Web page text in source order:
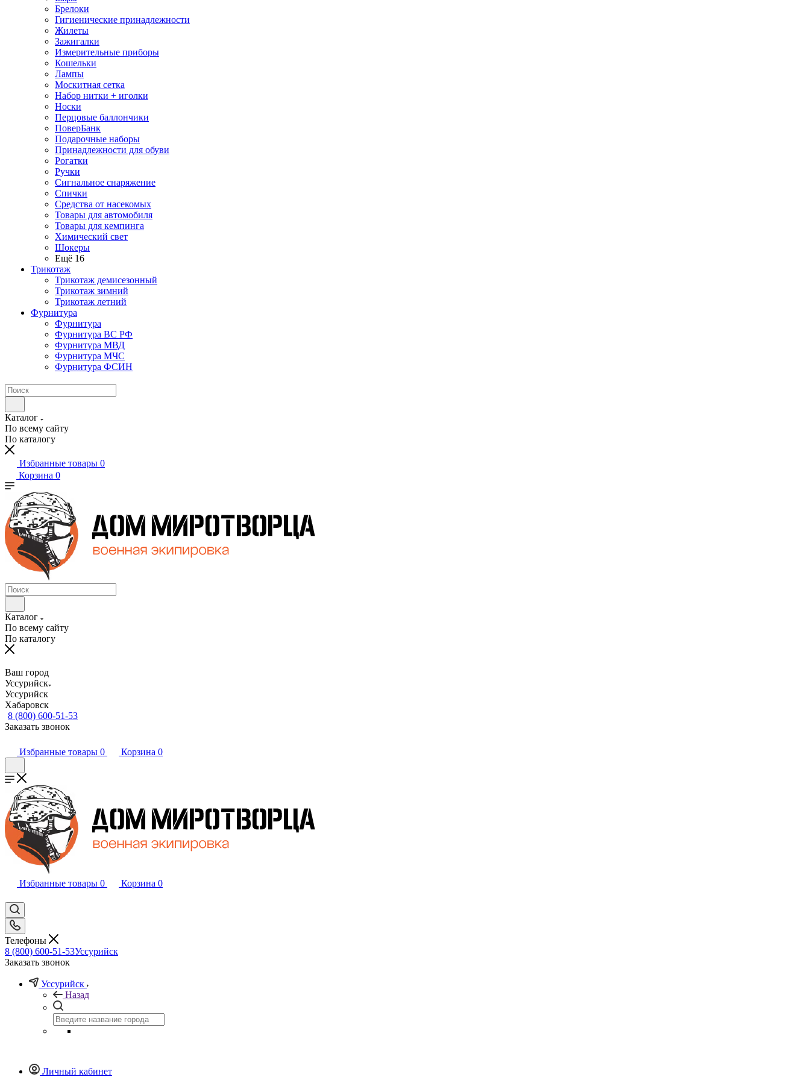
Брелоки
Гигиенические принадлежности
Жилеты
Зажигалки
Измерительные приборы
Кошельки
Лампы
Москитная сетка
Набор нитки + иголки
Носки
Перцовые баллончики
ПоверБанк
Подарочные наборы
Принадлежности для обуви
Рогатки
Ручки
Сигнальное снаряжение
Спички
Средства от насекомых
Товары для автомобиля
Товары для кемпинга
Химический свет
Шокеры
Ещё 16
Трикотаж
Трикотаж демисезонный
Трикотаж зимний
Трикотаж летний
Фурнитура
Фурнитура
Фурнитура ВС РФ
Фурнитура МВД
Фурнитура МЧС
Фурнитура ФСИН
Каталог
По всему сайту
По каталогу
Избранные товары 0
Корзина 0
Каталог
По всему сайту
По каталогу
Ваш город
Уссурийск
Уссурийск
Хабаровск
8 (800) 600-51-53
Заказать звонок
Избранные товары 0 Корзина 0
Избранные товары 0 Корзина 0
Телефоны
8 (800) 600-51-53Уссурийск
Заказать звонок
Уссурийск
Назад
Личный кабинет